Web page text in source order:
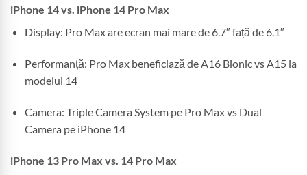
iPhone 14 vs. iPhone 14 Pro Max
Display: Pro Max are ecran mai mare de 6.7″ față de 6.1″
Performanță: Pro Max beneficiază de A16 Bionic vs A15 la
modelul 14
Camera: Triple Camera System pe Pro Max vs Dual
Camera pe iPhone 14
iPhone 13 Pro Max vs. 14 Pro Max